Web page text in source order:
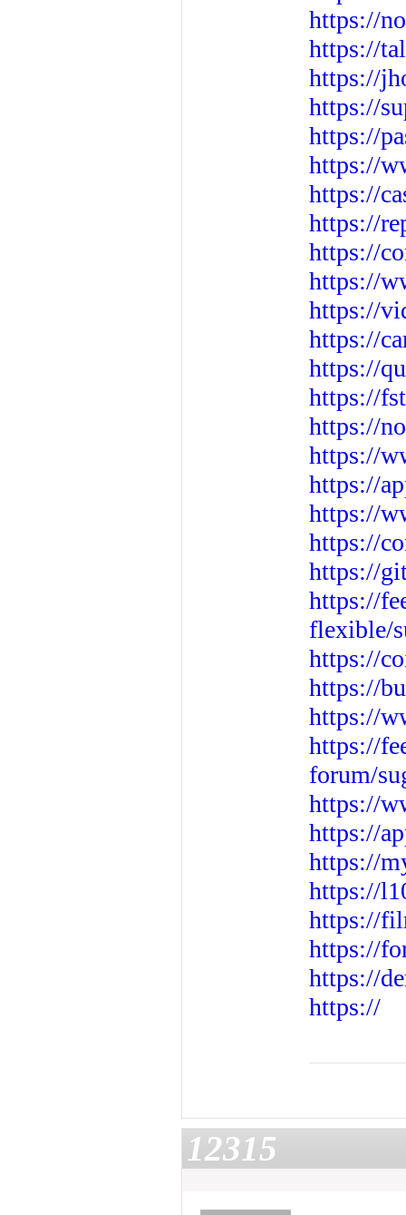
https://
https://
https://
https://
https://
https://
https://
https://
https://
https://
https://
https://
https://
https://
https://
https://
https://
https://
https://
https://
https://
flexible/
https://
https://
https://
https://
forum/
https://
https://
https://
https://
https://
https://
https://
https://
12315